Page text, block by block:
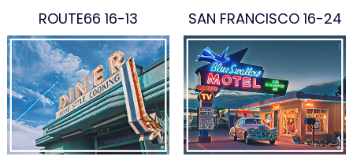
ROUTE66 16-13 SAN FRANCISCO 16-24